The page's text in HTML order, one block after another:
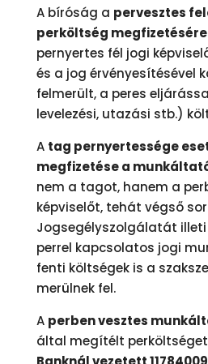
A bíróság a pervesztes
perköltség
pernyertes fél jogi
és a jog érvényesítésével
felmerült, a peres
levelezési, utazási stb.)
A tag pernyertessége
megfizetése a
nem a tagot, hanem a
képviselőt, tehát végső
Jogsegélyszolgálatát illeti
perrel kapcsolatos jogi
fenti költségek is a
merülnek fel.
A perben vesztes
által megítélt